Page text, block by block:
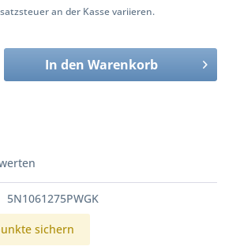
an der Kasse variieren.
In den Warenkorb
5N1061275PWGK
sichern